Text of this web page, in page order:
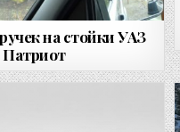
на стойки УАЗ
Патриот